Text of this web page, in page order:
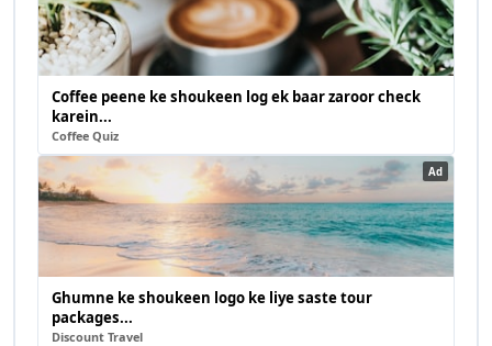
Coffee peene ke shoukeen log ek baar zaroor check
karein...
Coffee Quiz
Ad
Ghumne ke shoukeen logo ke liye saste tour
packages...
Discount Travel